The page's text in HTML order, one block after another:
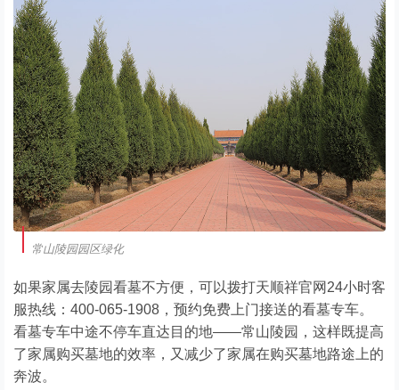
常山陵园园区绿化
如果家属去陵园看墓不方便，可以拨打天顺祥官网24小时客
服热线：400-065-1908，预约免费上门接送的看墓专车。
看墓专车中途不停车直达目的地——常山陵园，这样既提高
了家属购买墓地的效率，又减少了家属在购买墓地路途上的
奔波。